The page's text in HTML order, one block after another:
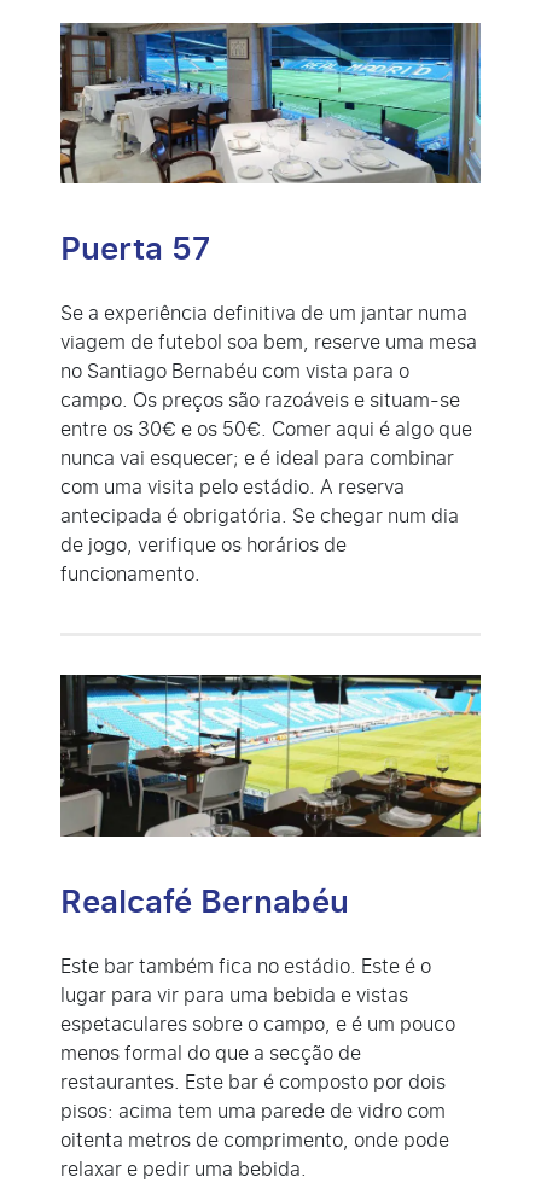
Puerta 57
Se a experiência definitiva de um jantar numa
viagem de futebol soa bem, reserve uma mesa
no Santiago Bernabéu com vista para o
campo. Os preços são razoáveis e situam-se
entre os 30€ e os 50€. Comer aqui é algo que
nunca vai esquecer; e é ideal para combinar
com uma visita pelo estádio. A reserva
antecipada é obrigatória. Se chegar num dia
de jogo, verifique os horários de
funcionamento.
Realcafé Bernabéu
Este bar também fica no estádio. Este é o
lugar para vir para uma bebida e vistas
espetaculares sobre o campo, e é um pouco
menos formal do que a secção de
restaurantes. Este bar é composto por dois
pisos: acima tem uma parede de vidro com
oitenta metros de comprimento, onde pode
relaxar e pedir uma bebida.